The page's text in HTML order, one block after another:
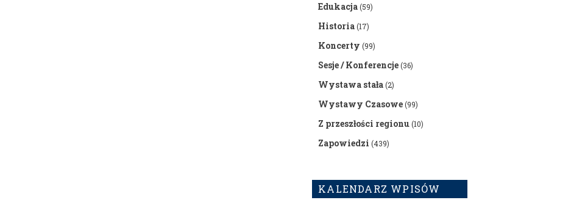
Edukacja(59)
Historia(17)
Koncerty (99)
Sesje / Konferencje(36)
Wystawa stała(2)
Wystawy Czasowe(99)
Z przeszłości regionu(10)
Zapowiedzi (439)
KALENDARZ WPISÓW